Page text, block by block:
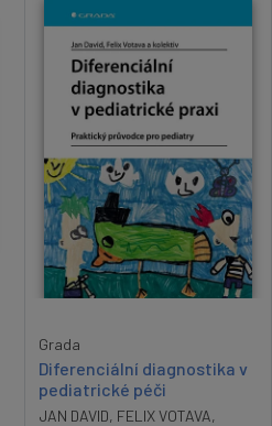
Grada
Diferenciální diagnostika v
pediatrické péči
JAN DAVID, FELIX VOTAVA,